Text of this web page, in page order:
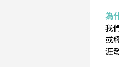
為
我
或
涯